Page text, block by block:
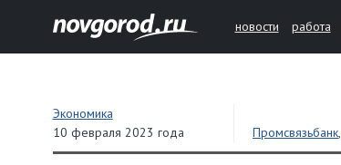
новости работа
Экономика
10 февраля 2023 года
Промсвязьбанк,